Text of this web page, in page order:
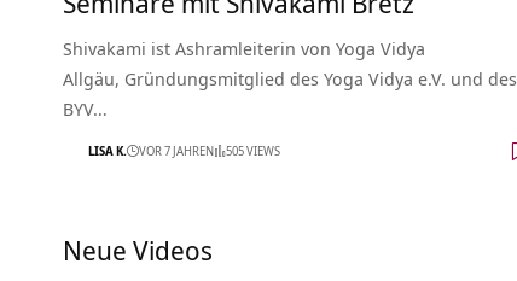
Shivakami ist Ashramleiterin von Yoga Vidya
Allgäu, Gründungsmitglied des Yoga Vidya e.V. und des
BYV…
LISA K. VOR 7 JAHREN 505 VIEWS
Neue Videos